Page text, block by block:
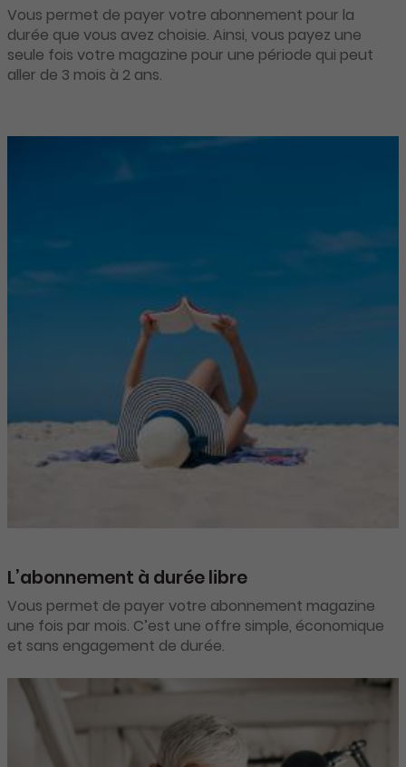
Vous permet de payer votre abonnement pour la
durée que vous avez choisie. Ainsi, vous payez une
seule fois votre magazine pour une période qui peut
aller de 3 mois à 2 ans.
L’abonnement à durée libre
Vous permet de payer votre abonnement magazine
une fois par mois. C’est une offre simple, économique
et sans engagement de durée.